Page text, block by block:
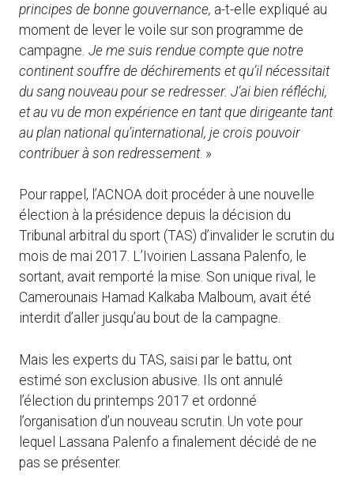
principes de bonne gouvernance, a-t-elle expliqué au
moment de lever le voile sur son programme de
campagne Je me suis rendue compte que notre
continent souffre de déchirements et qu’il nécessitait
du sang nouveau pour se redresser. J’ai bien réfléchi,
et au vu de mon expérience en tant que dirigeante tant
au plan national qu’international, je crois pouvoir
contribuer à son redressement. »
Pour rappel, l’ACNOA doit procéder à une nouvelle
élection à la présidence depuis la décision du
Tribunal arbitral du sport (TAS) d’invalider le scrutin du
mois de mai 2017. L’Ivoirien Lassana Palenfo, le
sortant, avait remporté la mise. Son unique rival, le
Camerounais Hamad Kalkaba Malboum, avait été
interdit d’aller jusqu’au bout de la campagne.
Mais les experts du TAS, saisi par le battu, ont
estimé son exclusion abusive. Ils ont annulé
l’élection du printemps 2017 et ordonné
l’organisation d’un nouveau scrutin. Un vote pour
lequel Lassana Palenfo a finalement décidé de ne
pas se présenter.